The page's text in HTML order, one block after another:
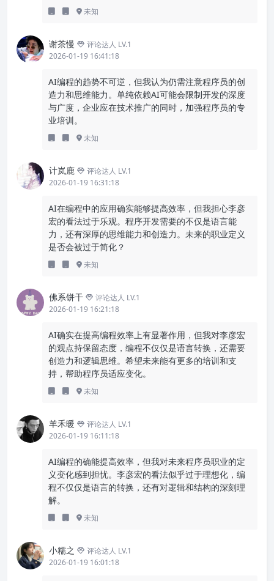
未知
谢茶慢
评论达人 LV.1
2026-01-19 16:41:18
AI编程的趋势不可逆，但我认为仍需注意程序员的创
造力和思维能力。单纯依赖AI可能会限制开发的深度
与广度，企业应在技术推广的同时，加强程序员的专
业培训。
未知
计岚鹿
评论达人 LV.1
2026-01-19 16:31:18
AI在编程中的应用确实能够提高效率，但我担心李彦
宏的看法过于乐观。程序开发需要的不仅是语言能
力，还有深厚的思维能力和创造力。未来的职业定义
是否会被过于简化？
未知
佛系饼干
评论达人 LV.1
2026-01-19 16:21:18
AI确实在提高编程效率上有显著作用，但我对李彦宏
的观点持保留态度，编程不仅仅是语言转换，还需要
创造力和逻辑思维。希望未来能有更多的培训和支
持，帮助程序员适应变化。
未知
羊禾暖
评论达人 LV.1
2026-01-19 16:11:18
AI编程的确能提高效率，但我对未来程序员职业的定
义变化感到担忧。李彦宏的看法似乎过于理想化，编
程不仅仅是语言的转换，还有对逻辑和结构的深刻理
解。
未知
小糯之
评论达人 LV.1
2026-01-19 16:01:18